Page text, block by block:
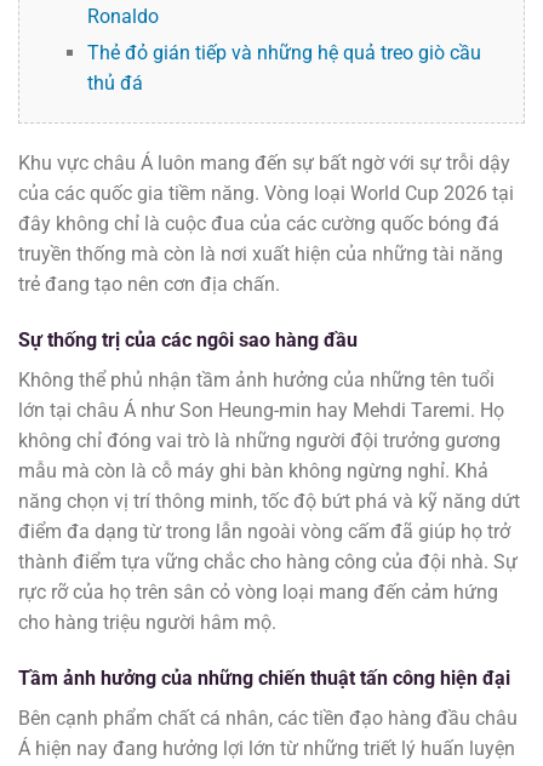
Ronaldo
Thẻ đỏ gián tiếp và những hệ quả treo giò cầu
thủ đá
Khu vực châu Á luôn mang đến sự bất ngờ với sự trỗi dậy
của các quốc gia tiềm năng. Vòng loại World Cup 2026 tại
đây không chỉ là cuộc đua của các cường quốc bóng đá
truyền thống mà còn là nơi xuất hiện của những tài năng
trẻ đang tạo nên cơn địa chấn.
Sự thống trị của các ngôi sao hàng đầu
Không thể phủ nhận tầm ảnh hưởng của những tên tuổi
lớn tại châu Á như Son Heung-min hay Mehdi Taremi. Họ
không chỉ đóng vai trò là những người đội trưởng gương
mẫu mà còn là cỗ máy ghi bàn không ngừng nghỉ. Khả
năng chọn vị trí thông minh, tốc độ bứt phá và kỹ năng dứt
điểm đa dạng từ trong lẫn ngoài vòng cấm đã giúp họ trở
thành điểm tựa vững chắc cho hàng công của đội nhà. Sự
rực rỡ của họ trên sân cỏ vòng loại mang đến cảm hứng
cho hàng triệu người hâm mộ.
Tầm ảnh hưởng của những chiến thuật tấn công hiện đại
Bên cạnh phẩm chất cá nhân, các tiền đạo hàng đầu châu
Á hiện nay đang hưởng lợi lớn từ những triết lý huấn luyện